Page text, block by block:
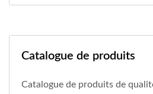
Catalogue de produits
Catalogue de produits de